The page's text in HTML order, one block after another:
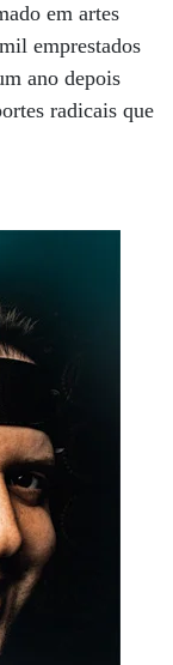
em artes
emprestados
ano depois
radicais que